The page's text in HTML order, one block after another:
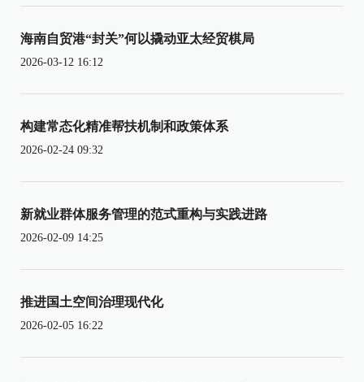
海南自贸港“封关”何以撬动亚太经贸棋局
2026-03-12 16:12
构建常态化精准帮扶机制和政策体系
2026-02-24 09:32
新就业群体服务管理的范式重构与实践进路
2026-02-09 14:25
推进国土空间治理现代化
2026-02-05 16:22